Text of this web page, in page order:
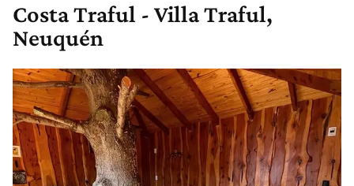
Costa Traful - Villa Traful,
Neuquén